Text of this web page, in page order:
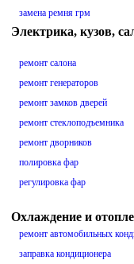
замена ремня грм
Электрика, кузов,
ремонт салона
ремонт генераторов
ремонт замков дверей
ремонт стеклоподъемника
ремонт дворников
полировка фар
регулировка фар
Охлаждение и
ремонт автомобильных
заправка кондиционера